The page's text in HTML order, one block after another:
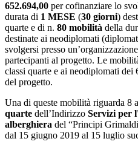
652.694,00 per cofinanziare lo
durata di 1 MESE (30 giorni)
quarte e di n. 80 mobilità della
destinate ai neodiplomati
svolgersi presso
partecipanti al progetto. Le
classi quarte e ai neodiplomati
del progetto.
Una di queste mobilità riguarda 8
quarte dell’Indirizzo Servizi per
alberghiera del “Principi
dal 15 giugno 2019 al 15 luglio